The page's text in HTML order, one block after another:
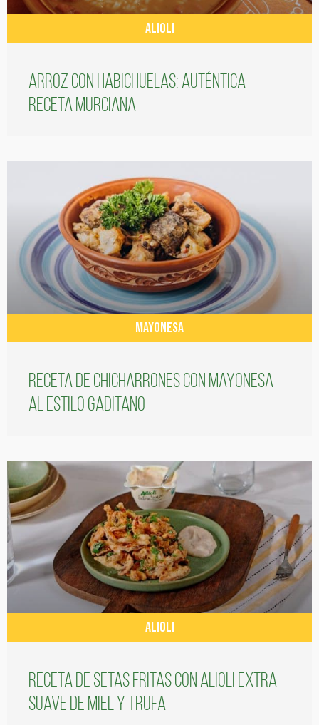
ALIOLI
Arroz con habichuelas: auténtica
receta murciana
MAYONESA
Receta de chicharrones con mayonesa
al estilo gaditano
ALIOLI
Receta de setas fritas con alioli extra
suave de miel y trufa